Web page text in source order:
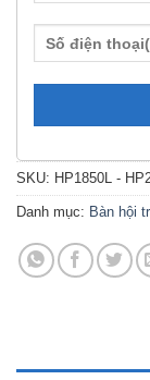
SKU: HP1850L -
Danh mục: Bàn hội